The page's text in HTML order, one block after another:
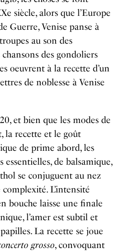
siècle, alors que l’Europe
Guerre, Venise panse à
au son des
chansons des gondoliers
oeuvrent à la recette d’un
de noblesse à Venise
et bien que les modes de
la recette et le goût
de prime abord, les
essentielles, de balsamique,
se conjuguent au nez
L’intensité
bouche laisse une finale
l’amer est subtil et
La recette se joue
grosso, convoquant